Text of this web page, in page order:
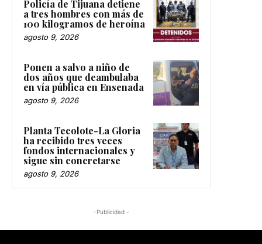
Policía de Tijuana detiene
a tres hombres con más de
100 kilogramos de heroína
agosto 9, 2026
Ponen a salvo a niño de
dos años que deambulaba
en vía pública en Ensenada
agosto 9, 2026
Planta Tecolote-La Gloria
ha recibido tres veces
fondos internacionales y
sigue sin concretarse
agosto 9, 2026
-Publicidad -